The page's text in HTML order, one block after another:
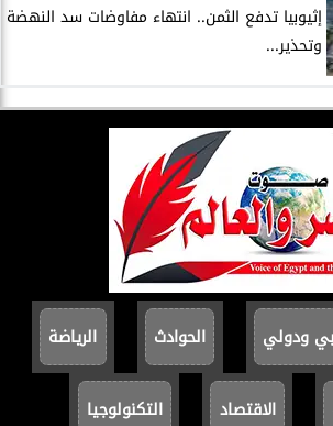
إثيوبيا تدفع الثمن.. انتهاء مفاوضات سد النهضة
وتحذير...
ودولي الحوادث الرياضة
الاقتصاد التكنولوجيا